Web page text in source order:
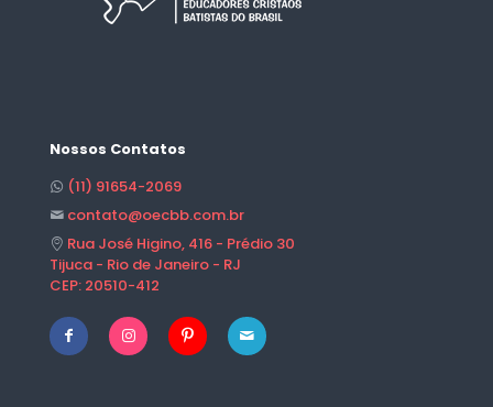
Nossos Contatos
(11) 91654-2069
contato@oecbb.com.br
Rua José Higino, 416 - Prédio 30
Tijuca - Rio de Janeiro - RJ
CEP: 20510-412